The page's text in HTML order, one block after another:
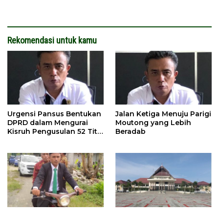
Rekomendasi untuk kamu
Urgensi Pansus Bentukan
DPRD dalam Mengurai
Kisruh Pengusulan 52 Titik
Jalan Ketiga Menuju Parigi
Moutong yang Lebih
Beradab